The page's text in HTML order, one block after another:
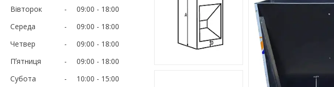
Вівторок
09:00
18:00
Середа
09:00
18:00
Четвер
09:00
18:00
Пʼятниця
09:00
18:00
Субота
10:00
15:00